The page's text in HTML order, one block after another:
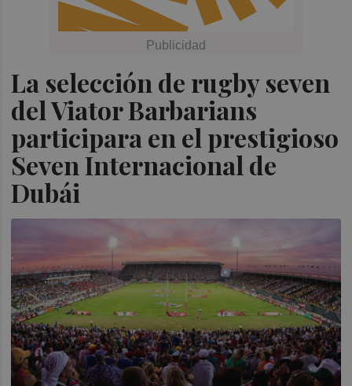
La selección de rugby seven
del Viator Barbarians
participara en el prestigioso
Seven Internacional de
Dubái